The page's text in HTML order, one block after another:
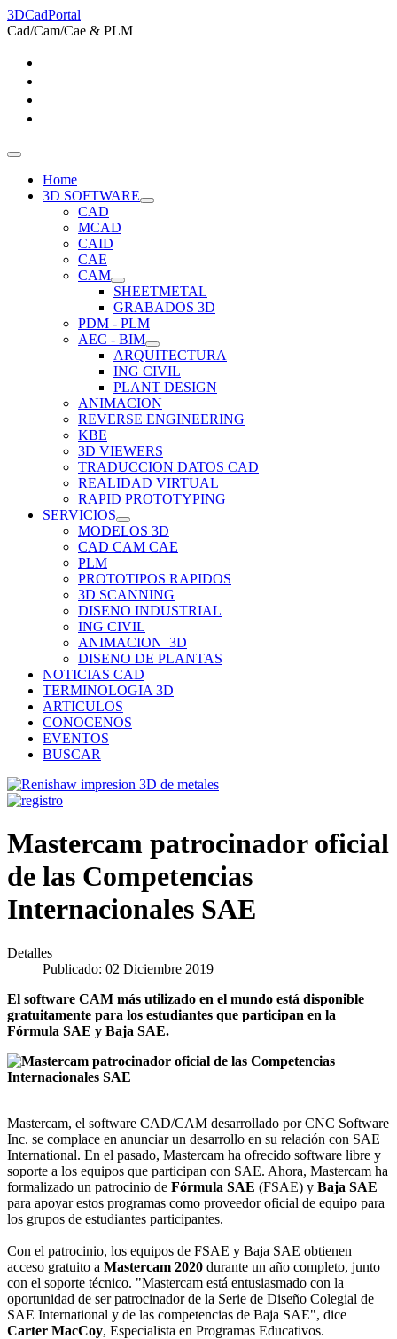
3DCadPortal
Cad/Cam/Cae & PLM
Home
3D SOFTWARE
CAD
MCAD
CAID
CAE
CAM
SHEETMETAL
GRABADOS 3D
PDM - PLM
AEC - BIM
ARQUITECTURA
ING CIVIL
PLANT DESIGN
ANIMACION
REVERSE ENGINEERING
KBE
3D VIEWERS
TRADUCCION DATOS CAD
REALIDAD VIRTUAL
RAPID PROTOTYPING
SERVICIOS
MODELOS 3D
CAD CAM CAE
PLM
PROTOTIPOS RAPIDOS
3D SCANNING
DISENO INDUSTRIAL
ING CIVIL
ANIMACION_3D
DISENO DE PLANTAS
NOTICIAS CAD
TERMINOLOGIA 3D
ARTICULOS
CONOCENOS
EVENTOS
BUSCAR
Mastercam patrocinador oficial
de las Competencias
Internacionales SAE
Detalles
Publicado: 02 Diciembre 2019
El software CAM más utilizado en el mundo está disponible
gratuitamente para los estudiantes que participan en la
Fórmula SAE y Baja SAE.
Mastercam, el software CAD/CAM desarrollado por CNC Software
Inc. se complace en anunciar un desarrollo en su relación con SAE
International. En el pasado, Mastercam ha ofrecido software libre y
soporte a los equipos que participan con SAE. Ahora, Mastercam ha
formalizado un patrocinio de Fórmula SAE (FSAE) y Baja SAE
para apoyar estos programas como proveedor oficial de equipo para
los grupos de estudiantes participantes.
Con el patrocinio, los equipos de FSAE y Baja SAE obtienen
acceso gratuito a Mastercam 2020 durante un año completo, junto
con el soporte técnico. "Mastercam está entusiasmado con la
oportunidad de ser patrocinador de la Serie de Diseño Colegial de
SAE International y de las competencias de Baja SAE", dice
Carter MacCoy, Especialista en Programas Educativos.